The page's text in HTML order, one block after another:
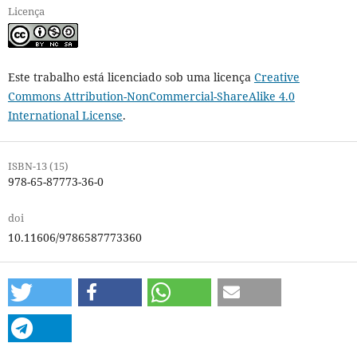
Licença
Este trabalho está licenciado sob uma licença Creative
Commons Attribution-NonCommercial-ShareAlike 4.0
International License.
ISBN-13 (15)
978-65-87773-36-0
doi
10.11606/9786587773360